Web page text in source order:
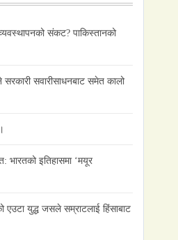
संकट? पाकिस्तानको
सवारीसाधनबाट समेत कालो
भारतको इतिहासमा ‘मयूर
एउटा युद्ध जसले सम्राटलाई हिंसाबाट